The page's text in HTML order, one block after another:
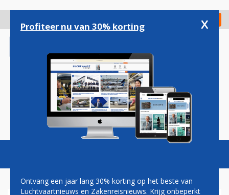
gaan
Check in
Magazine Podcasts Vacatures
Profiteer nu van 30% korting x
Ontvang een jaar lang 30% korting op het beste van
Luchtvaartnieuws en Zakenreisnieuws. Krijg onbeperkt